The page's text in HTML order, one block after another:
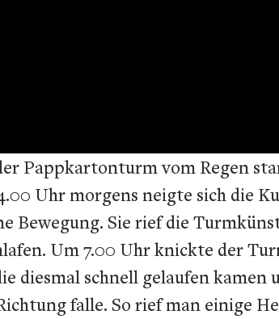
Pappkartonturm vom Regen
Uhr morgens neigte sich die
Bewegung. Sie rief die
Um 7.00 Uhr knickte der
diesmal schnell gelaufen
falle. So rief man einige